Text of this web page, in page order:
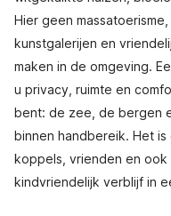
Hier geen
kunstgalerijen en
maken in de omgeving.
u privacy, ruimte en
bent: de zee, de bergen
binnen handbereik. Het
koppels, vrienden en
kindvriendelijk verblijf in